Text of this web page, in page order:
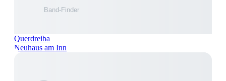
Querdreiba
Neuhaus am Inn